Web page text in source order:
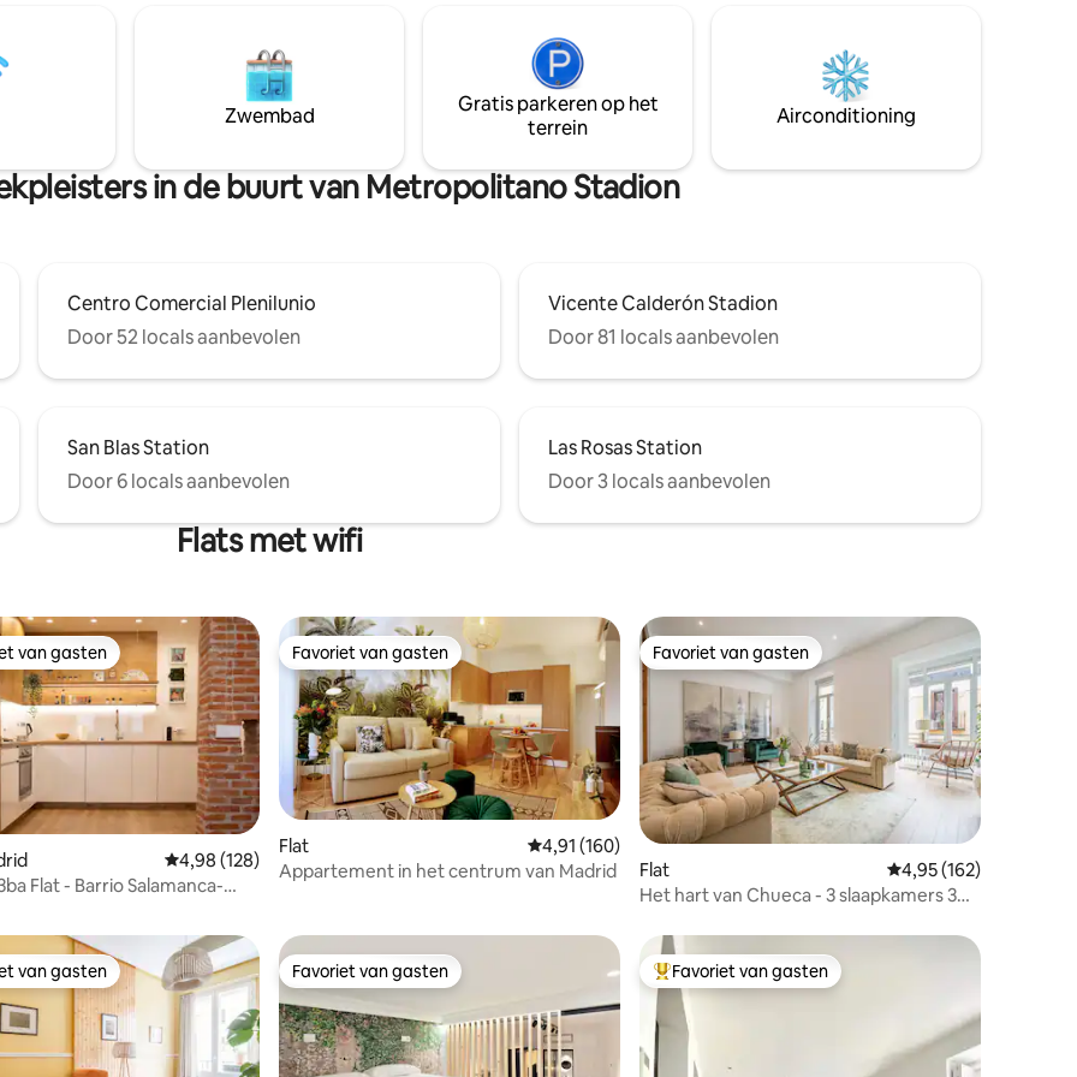
aankomst zijn
telefoonnummer,
moet
eigenaren met objecten en antieke
meubels. Het is de perfecte plek als je op
zoek bent naar een verblijfsplek voor
een week of langer
Salamanca, Parque del Retiro, Puerta de
Alcalá, Plaza Cibeles, Chueca, Gran vía,
Puerta del Sol, Plaza Mayor, Ópera,
Palacio Real, La Latina…
Zwembad
Gratis parkeren op het
terrein
Airconditioning
in de buurt van Metropolitano Stadion
Centro Comercial Plenilunio
Door 52 locals aanbevolen
Vicente Calderón Stadion
Door 81 locals aanbevolen
San Blas Station
Door 6 locals aanbevolen
Las Rosas Station
Door 3 locals aanbevolen
Flats met wifi
van 4,98 op 5, 129 recensies
van gasten
van gasten
Gemiddelde beoordeling van 4,98 op 5, 128 recensies
4,98 (128)
Flat - Barrio Salamanca-
Favoriet van gasten
Favoriet van gasten
Flat Gemiddelde beoordeling van 4,91 op 5, 160 recensies
4,91 (160)
Appartement in het centrum van Madrid
Favoriet van gasten
Favoriet van gasten
Flat Gemiddelde
4,95 (162)
Het hart van Chueca - 3 slaapkamers 3
van gasten
van gasten Favoriet van gasten
Favoriet van gasten Topfavoriet van gasten
Favoriet van gasten